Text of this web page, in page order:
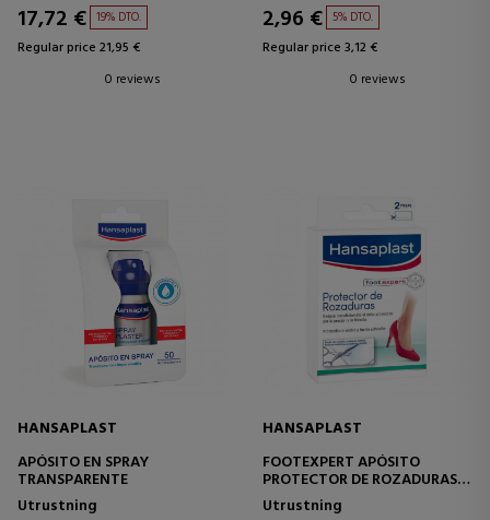
17,72 € 19% DTO.
Regular price 21,95 €
0 reviews
2,96 € 5% DTO.
Regular price 3,12 €
0 reviews
HANSAPLAST
APÓSITO EN SPRAY
TRANSPARENTE
Utrustning
HANSAPLAST
FOOTEXPERT APÓSITO
PROTECTOR DE ROZADURAS
2UD
Utrustning